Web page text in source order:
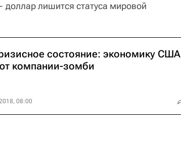
доллар лишится статуса мировой
состояние: экономику США
компании-зомби
08:00